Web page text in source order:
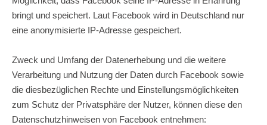
bringt und speichert. Laut Facebook wird in Deutschland nur
eine anonymisierte IP-Adresse gespeichert.
Zweck und Umfang der Datenerhebung und die weitere
Verarbeitung und Nutzung der Daten durch Facebook sowie
die diesbezüglichen Rechte und Einstellungsmöglichkeiten
zum Schutz der Privatsphäre der Nutzer, können diese den
Datenschutzhinweisen von Facebook entnehmen: